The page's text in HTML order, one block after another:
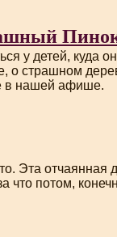
у детей, куда
о страшном
в нашей афише.
Эта отчаянная
что потом,